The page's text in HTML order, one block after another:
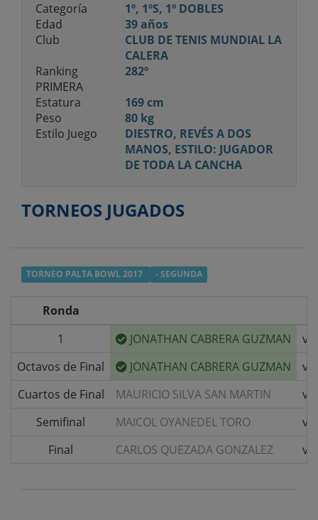
Categoría
1º, 1ºS, 1º DOBLES
Edad
39 años
Club
CLUB DE TENIS MUNDIAL LA
CALERA
Ranking
PRIMERA
282º
Estatura
169 cm
Peso
80 kg
Estilo Juego
DIESTRO, REVÉS A DOS
MANOS, ESTILO: JUGADOR
DE TODA LA CANCHA
TORNEOS JUGADOS
TORNEO PALTA BOWL 2017 - SEGUNDA
Ronda
1
JONATHAN CABRERA GUZMAN
v/s
Octavos de Final
JONATHAN CABRERA GUZMAN
v/s
Cuartos de Final
MAURICIO SILVA SAN MARTIN
v/s
Semifinal
MAICOL OYANEDEL TORO
v/s
Final
CARLOS QUEZADA GONZALEZ v/s